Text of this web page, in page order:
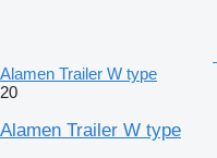
Alamen Trailer W type
20
Alamen Trailer W type